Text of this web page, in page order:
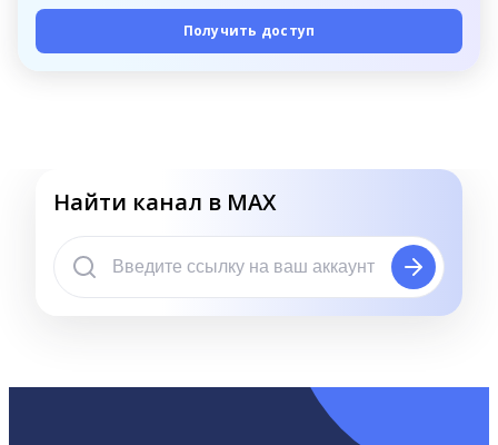
Получить доступ
Найти канал в MAX